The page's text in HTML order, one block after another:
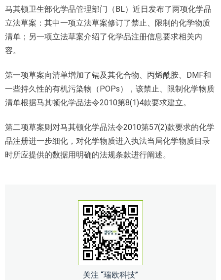
马其顿卫生部化学品管理部门（BL）近日发布了两项化学品
立法草案：其中一项立法草案修订了禁止、限制的化学物质
清单；另一项立法草案介绍了化学品注册信息要求相关内
容。
第一项草案向清单增加了镉及其化合物、丙烯酰胺、DMF和
一些持久性的有机污染物（POPs），该禁止、限制化学物质
清单根据马其顿化学品法令2010第8(1)4款要求建立。
第二项草案则对马其顿化学品法令2010第57(2)款要求的化学
品注册进一步细化，对化学物质进入执法当局化学物质目录
时所应提供的数据用明确的法规条款进行阐述。
关注 “瑞欧科技”